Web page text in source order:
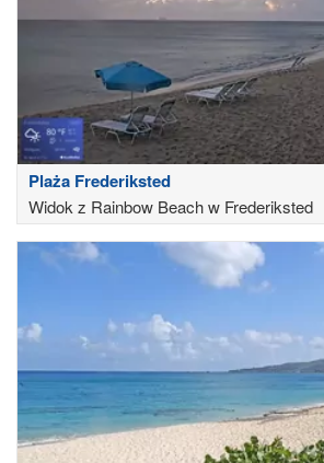
Plaża Frederiksted
Widok z Rainbow Beach w Frederiksted